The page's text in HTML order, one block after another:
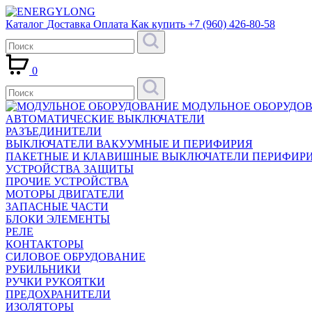
Каталог Доставка Оплата Как купить +7 (960) 426-80-58
0
МОДУЛЬНОЕ
АВТОМАТИЧЕСКИЕ ВЫКЛЮЧАТЕЛИ
РАЗЪЕДИНИТЕЛИ
ВЫКЛЮЧАТЕЛИ ВАКУУМНЫЕ И ПЕРИФИРИЯ
ПАКЕТНЫЕ И КЛАВИШНЫЕ ВЫКЛЮЧАТЕЛИ
УСТРОЙСТВА ЗАЩИТЫ
ПРОЧИЕ УСТРОЙСТВА
МОТОРЫ ДВИГАТЕЛИ
ЗАПАСНЫЕ ЧАСТИ
БЛОКИ ЭЛЕМЕНТЫ
РЕЛЕ
КОНТАКТОРЫ
СИЛОВОЕ ОБРУДОВАНИЕ
РУБИЛЬНИКИ
РУЧКИ РУКОЯТКИ
ПРЕДОХРАНИТЕЛИ
ИЗОЛЯТОРЫ